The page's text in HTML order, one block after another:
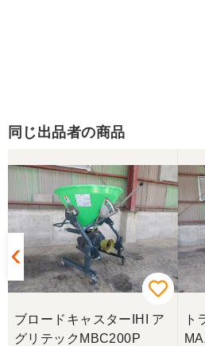
同じ出品者の商品
ブロードキャスターIHI ア
グリテックMBC200P
ト